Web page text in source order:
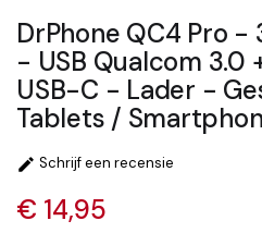
DrPhone QC4 Pro
- USB Qualcom 3.0
USB-C - Lader -
Tablets /
 Schrijf een recensie
€ 14,95